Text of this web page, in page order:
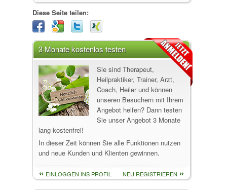
Diese Seite teilen:
3 Monate kostenlos testen
Sie sind Therapeut,
Heilpraktiker, Trainer, Arzt,
Coach, Heiler und können
unseren Besuchern mit Ihrem
Angebot helfen? Dann testen
Sie unser Angebot 3 Monate
lang kostenfrei!
In dieser Zeit können Sie alle Funktionen nutzen
und neue Kunden und Klienten gewinnen.
EINLOGGEN INS PROFIL NEU REGISTRIEREN